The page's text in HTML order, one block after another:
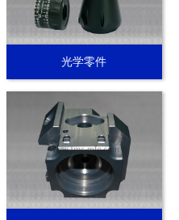
光学零件